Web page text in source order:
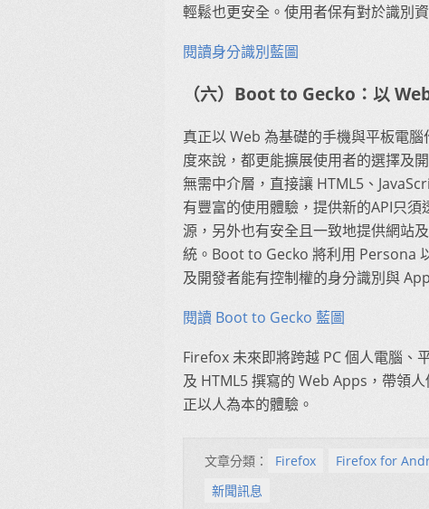
輕鬆也更安全。使用者保有對於識別
閱讀身分識別藍圖
（六）Boot to Gecko：以
真正以 Web 為基礎的手機與平板電
度來說，都更能擴展使用者的選擇及
無需中介層，直接讓 HTML5、
有豐富的使用體驗，提供新的API只
源，另外也有安全且一致地提供網站
統。Boot to Gecko 將利用 Persona
及開發者能有控制權的身分識別與
閱讀 Boot to Gecko 藍圖
Firefox 未來即將跨越 PC 個人電腦、
及 HTML5 撰寫的 Web Apps，帶領
正以人為本的體驗。
文章分類： Firefox Firefox for
新聞訊息